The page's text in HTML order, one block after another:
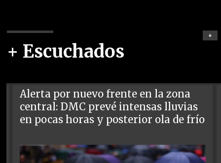
+ Escuchados
+
Alerta por nuevo frente en la zona
central: DMC prevé intensas lluvias
en pocas horas y posterior ola de frío